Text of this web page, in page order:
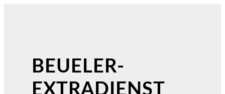
BEUELER-
EXTRADIENST